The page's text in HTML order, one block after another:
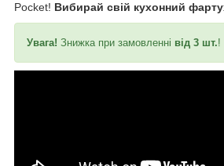
Pocket! Вибирай свій кухонний
Увага! Знижка при замовленні від 3 шт.!